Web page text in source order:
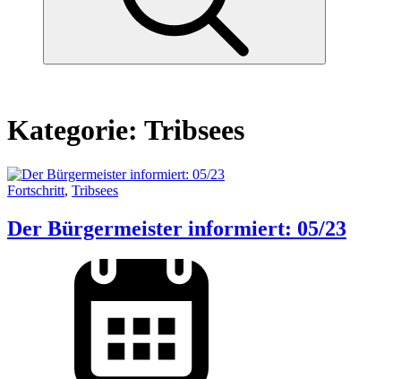
Kategorie: Tribsees
Fortschritt, Tribsees
Der Bürgermeister informiert: 05/23